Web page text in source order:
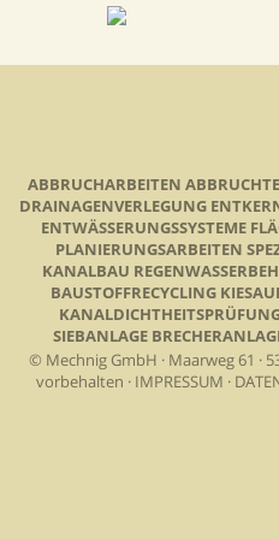
ABBRUCHARBEITEN
DRAINAGENVERLEGUNG
ENTWÄSSERUNGSSYSTEME
PLANIERUNGSARBEITEN
KANALBAU
BAUSTOFFRECYCLING
SIEBANLAGE
© Mechnig GmbH · Maarweg 61 ·
vorbehalten · IMPRESSUM ·